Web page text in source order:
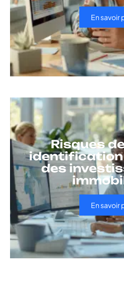
En savoir
Risques
des
En savoir